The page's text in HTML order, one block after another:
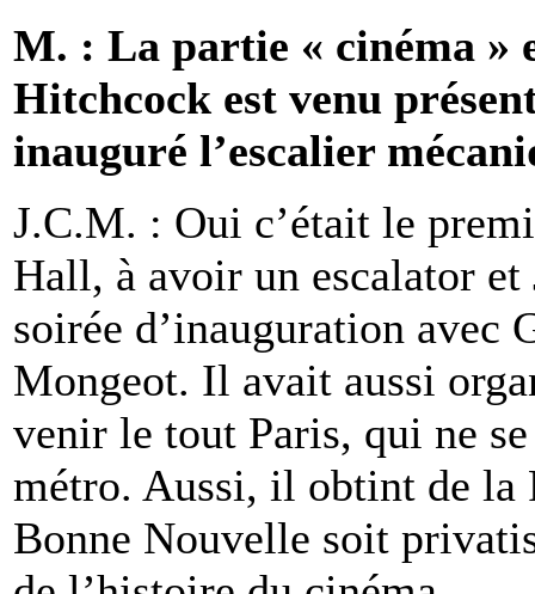
M. : La partie « cinéma »
Hitchcock est venu
inauguré l’escalier
J.C.M. : Oui c’était le
Hall, à avoir un escalator
soirée d’inauguration avec
Mongeot. Il avait aussi
venir le tout Paris, qui ne
métro. Aussi, il obtint de la
Bonne Nouvelle soit